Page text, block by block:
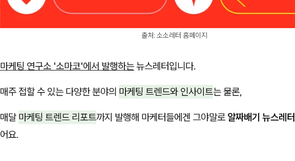
출처: 소소레터 홈페이지
마케팅 연구소 '소마코'에서 발행하는뉴스레터입니다.
매주 접할 수 있는 다양한 분야의 마케팅 트렌드와 인사이트는 물론,
매달 마케팅 트렌드 리포트까지 발행해 마케터들에겐 그야말로 알짜배기 뉴스레터
어요.